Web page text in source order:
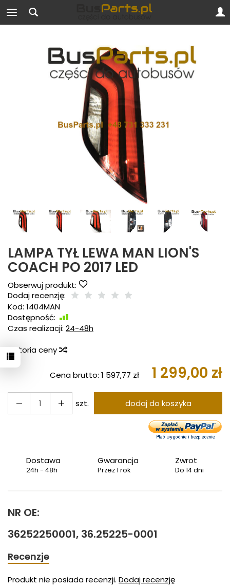
LAMPA TYŁ LEWA MAN LION'S
COACH PO 2017 LED
Obserwuj produkt:
Dodaj recenzję:
Kod: 1404MAN
Dostępność:
Czas realizacji: 24-48h
Historia ceny
Cena brutto: 1 597,77 zł 1 299,00 zł
szt. dodaj do koszyka
Dostawa
24h - 48h
Gwarancja
Przez 1 rok
Zwrot
Do 14 dni
NR OE:
36252250001, 36.25225-0001
Recenzje
Produkt nie posiada recenzji. Dodaj recenzję